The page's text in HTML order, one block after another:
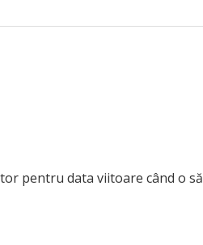
pentru data viitoare când o să